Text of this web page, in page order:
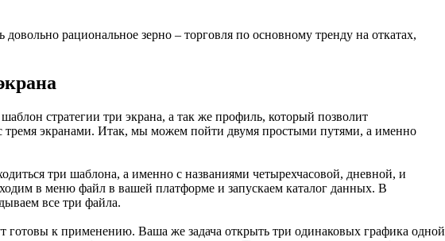
рациональное зерно – торговля по основному тренду на откатах,
стратегии три экрана, а так же профиль, который позволит
тремя экранами. Итак, мы можем пойти двумя простыми путями, а именно
три шаблона, а именно с названиями четырехчасовой, дневной, и
в меню файл в вашей платформе и запускаем каталог данных. В
все три файла.
готовы к применению. Ваша же задача открыть три одинаковых графика одной